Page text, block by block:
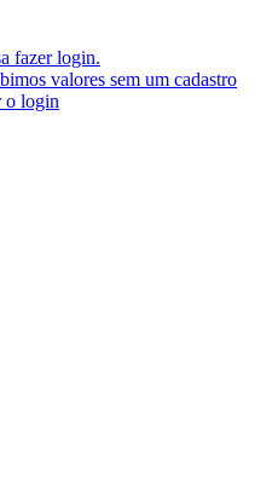
fazer login.
valores sem um cadastro
o login